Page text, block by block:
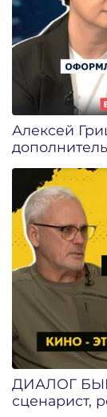
Алексей
ДИАЛОГ
сценарист,